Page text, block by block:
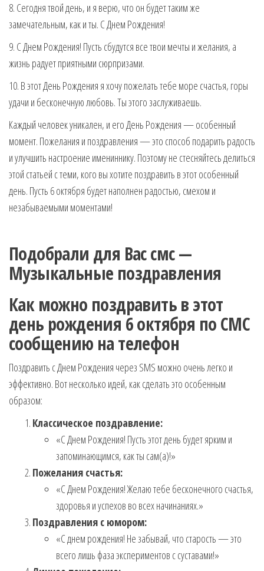
8. Сегодня твой день, и я верю, что он будет таким же
замечательным, как и ты. С Днем Рождения!
9. С Днем Рождения! Пусть сбудутся все твои мечты и желания, а
жизнь радует приятными сюрпризами.
10. В этот День Рождения я хочу пожелать тебе море счастья, горы
удачи и бесконечную любовь. Ты этого заслуживаешь.
Каждый человек уникален, и его День Рождения — особенный
момент. Пожелания и поздравления — это способ подарить радость
и улучшить настроение имениннику. Поэтому не стесняйтесь делиться
этой статьей с теми, кого вы хотите поздравить в этот особенный
день. Пусть 6 октября будет наполнен радостью, смехом и
незабываемыми моментами!
Подобрали для Вас смс —
Музыкальные поздравления
Как можно поздравить в этот
день рождения 6 октября по СМС
сообщению на телефон
Поздравить с Днем Рождения через SMS можно очень легко и
эффективно. Вот несколько идей, как сделать это особенным
образом:
Классическое поздравление:
«С Днем Рождения! Пусть этот день будет ярким и
запоминающимся, как ты сам(а)!»
Пожелания счастья:
«С Днем Рождения! Желаю тебе бесконечного счастья,
здоровья и успехов во всех начинаниях.»
Поздравления с юмором:
«С днем рождения! Не забывай, что старость — это
всего лишь фаза экспериментов с суставами!»